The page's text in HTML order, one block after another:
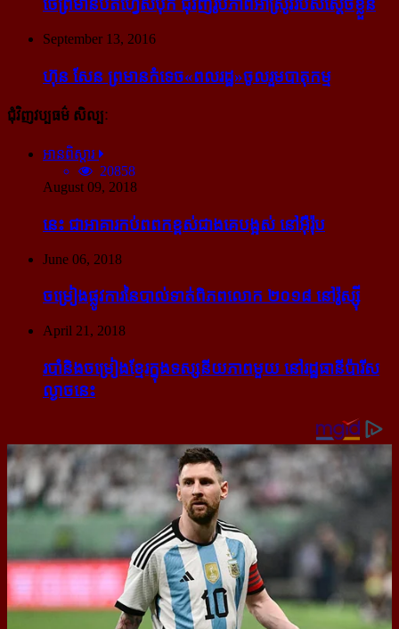
ថៃ​ព្រមាន​បិត​ហ្វេសប៊ុក ជុំ​វិញ​រូបភាព​អាស្រូវ​របស់​ស្ដេច​ខ្លួន
September 13, 2016
ហ៊ុន សែន ព្រមាន​កំទេច​«ពលរដ្ឋ»​ចូលរួម​បាតុកម្ម
ជុំវិញវប្បធម៌ សិល្បៈ
អានពិស្ដារ
20858
August 09, 2018
នេះ ជា​អាគារ​កប់​ពពក​ខ្ពស់​ជាង​គេ​បង្អស់ នៅ​អ៊ឺរ៉ុប
June 06, 2018
ចម្រៀង​ផ្លូវការ​នៃ​បាល់ទាត់​ពិភពលោក ២០១៨ នៅ​រ៉ូស្ស៊ី
April 21, 2018
របាំ​និង​ចម្រៀង​ខ្មែរ​ក្នុង​ទស្សនីយភាព​មួយ នៅ​រដ្ឋធានី​ប៉ារីស​
ល្ងាច​នេះ